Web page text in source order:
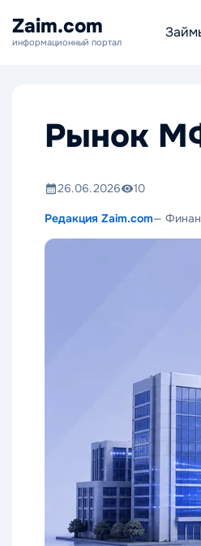
Zaim.com
информационный портал
Рынок
26.06.2026 10
Редакция Zaim.com—